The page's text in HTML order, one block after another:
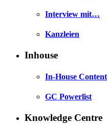
Interview mit…
Kanzleien
Inhouse
In-House Content
GC Powerlist
Knowledge Centre